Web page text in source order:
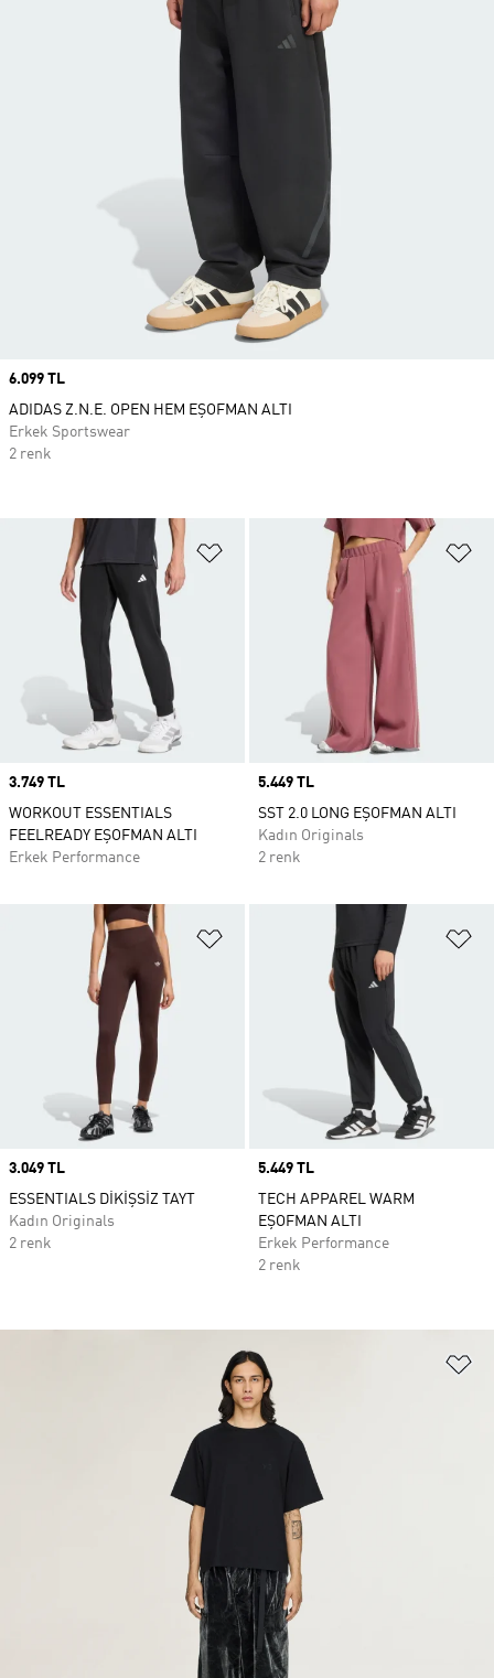
Favori Listesine Ekle
Price
3.749 TL
WORKOUT ESSENTIALS
FEELREADY EŞOFMAN ALTI
Erkek Performance
Price
5.449 TL
SST 2.0 LONG EŞOFMAN ALTI
Kadın Originals
2 renk
Favori Listesine Ekle
Price
3.049 TL
ESSENTIALS DİKİŞSİZ TAYT
Kadın Originals
2 renk
Price
5.449 TL
TECH APPAREL WARM
EŞOFMAN ALTI
Erkek Performance
2 renk
Price
6.099 TL
ADIDAS Z.N.E. OPEN HEM EŞOFMAN ALTI
Erkek Sportswear
2 renk